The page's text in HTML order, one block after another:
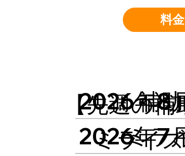
料
補
2026年8
【先週の
ミラ
2026年7
ミライ